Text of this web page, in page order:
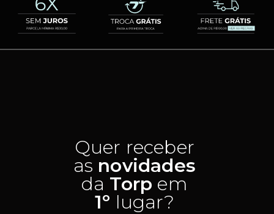
Quer receber
as novidades
da Torp em
1º lugar?